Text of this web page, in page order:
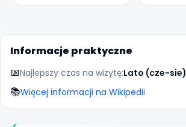
Informacje praktyczne
📅Najlepszy czas na wizytę:Lato (cze-sie)
📚Więcej informacji na Wikipedii